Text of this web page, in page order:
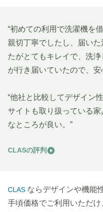
“初めての利用で洗濯機を
親切丁寧でしたし、届い
たがとてもキレイで、洗
が行き届いていたので、
“他社と比較してデザイン
サイトも取り扱っている
なところが良い。”
CLASの評判
CLAS ならデザインや機能
手頃価格でご利用いただ